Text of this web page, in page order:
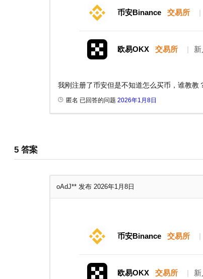
币安Binance 交易所 |
欧易OKX 交易所 |
我刚注册了币安但是不知道怎么买币，谁教教
匿名 已回答的问题 2026年1月8日
5答案
oAdJ** 发布 2026年1月8日
币安Binance 交易所 |
欧易OKX 交易所 |